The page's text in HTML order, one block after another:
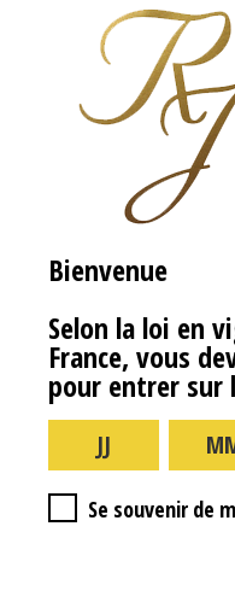
Bienvenue
Selon la loi en
France, vous
pour entrer sur
Se souvenir de